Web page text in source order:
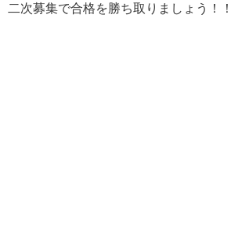
二次募集で合格を勝ち取りましょう！！